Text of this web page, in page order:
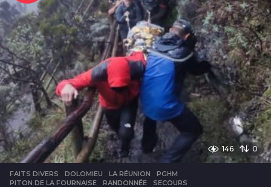
146 0
FAITS DIVERS DOLOMIEU ,LA RÉUNION ,PGHM
PITON DE LA FOURNAISE
,RANDONNÉE ,SECOURS